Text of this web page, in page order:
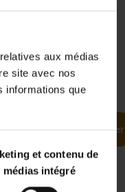
aux médias
site avec nos
informations que
et contenu de
médias intégré
€29,
Ajouter au panier